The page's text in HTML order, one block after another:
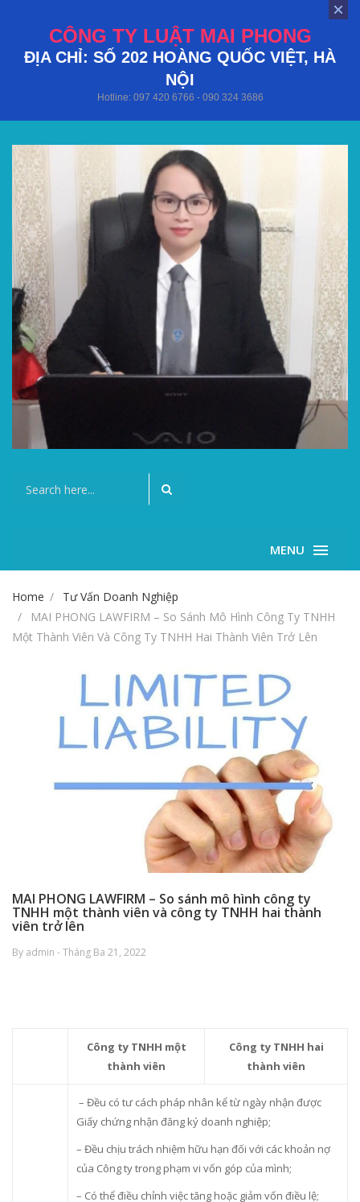
CÔNG TY LUẬT MAI PHONG
ĐỊA CHỈ: SỐ 202 HOÀNG QUỐC VIỆT, HÀ
NỘI
Hotline: 097 420 6766 - 090 324 3686
MENU
Home
Tư Vấn Doanh Nghiệp
MAI PHONG LAWFIRM – So Sánh Mô Hình Công Ty TNHH
Một Thành Viên Và Công Ty TNHH Hai Thành Viên Trở Lên
MAI PHONG LAWFIRM – So sánh mô hình công ty
TNHH một thành viên và công ty TNHH hai thành
viên trở lên
By admin - Tháng Ba 21, 2022
Công ty TNHH một
thành viên
Công ty TNHH hai
thành viên
– Đều có tư cách pháp nhân kể từ ngày nhận được
Giấy chứng nhận đăng ký doanh nghiệp;
– Đều chịu trách nhiệm hữu hạn đối với các khoản nợ
của Công ty trong phạm vi vốn góp của mình;
– Có thể điều chỉnh việc tăng hoặc giảm vốn điều lệ;